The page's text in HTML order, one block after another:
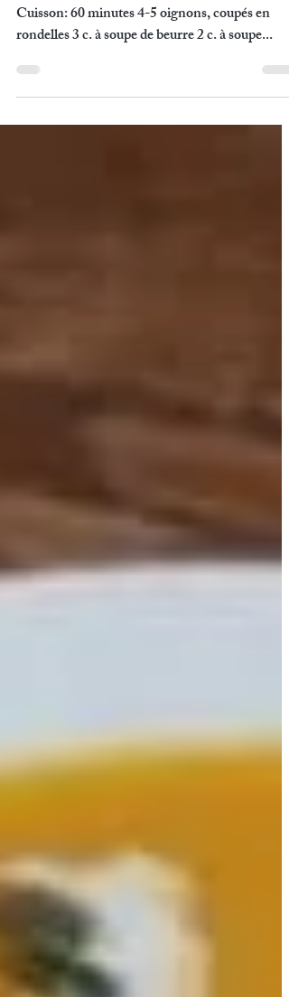
Soupe gratinée à l'oignon
et à la courge Turban Turc
Quantité: 4 portions Préparation: 25 minutes
Cuisson: 60 minutes 4-5 oignons, coupés en
rondelles 3 c. à soupe de beurre 2 c. à soupe...